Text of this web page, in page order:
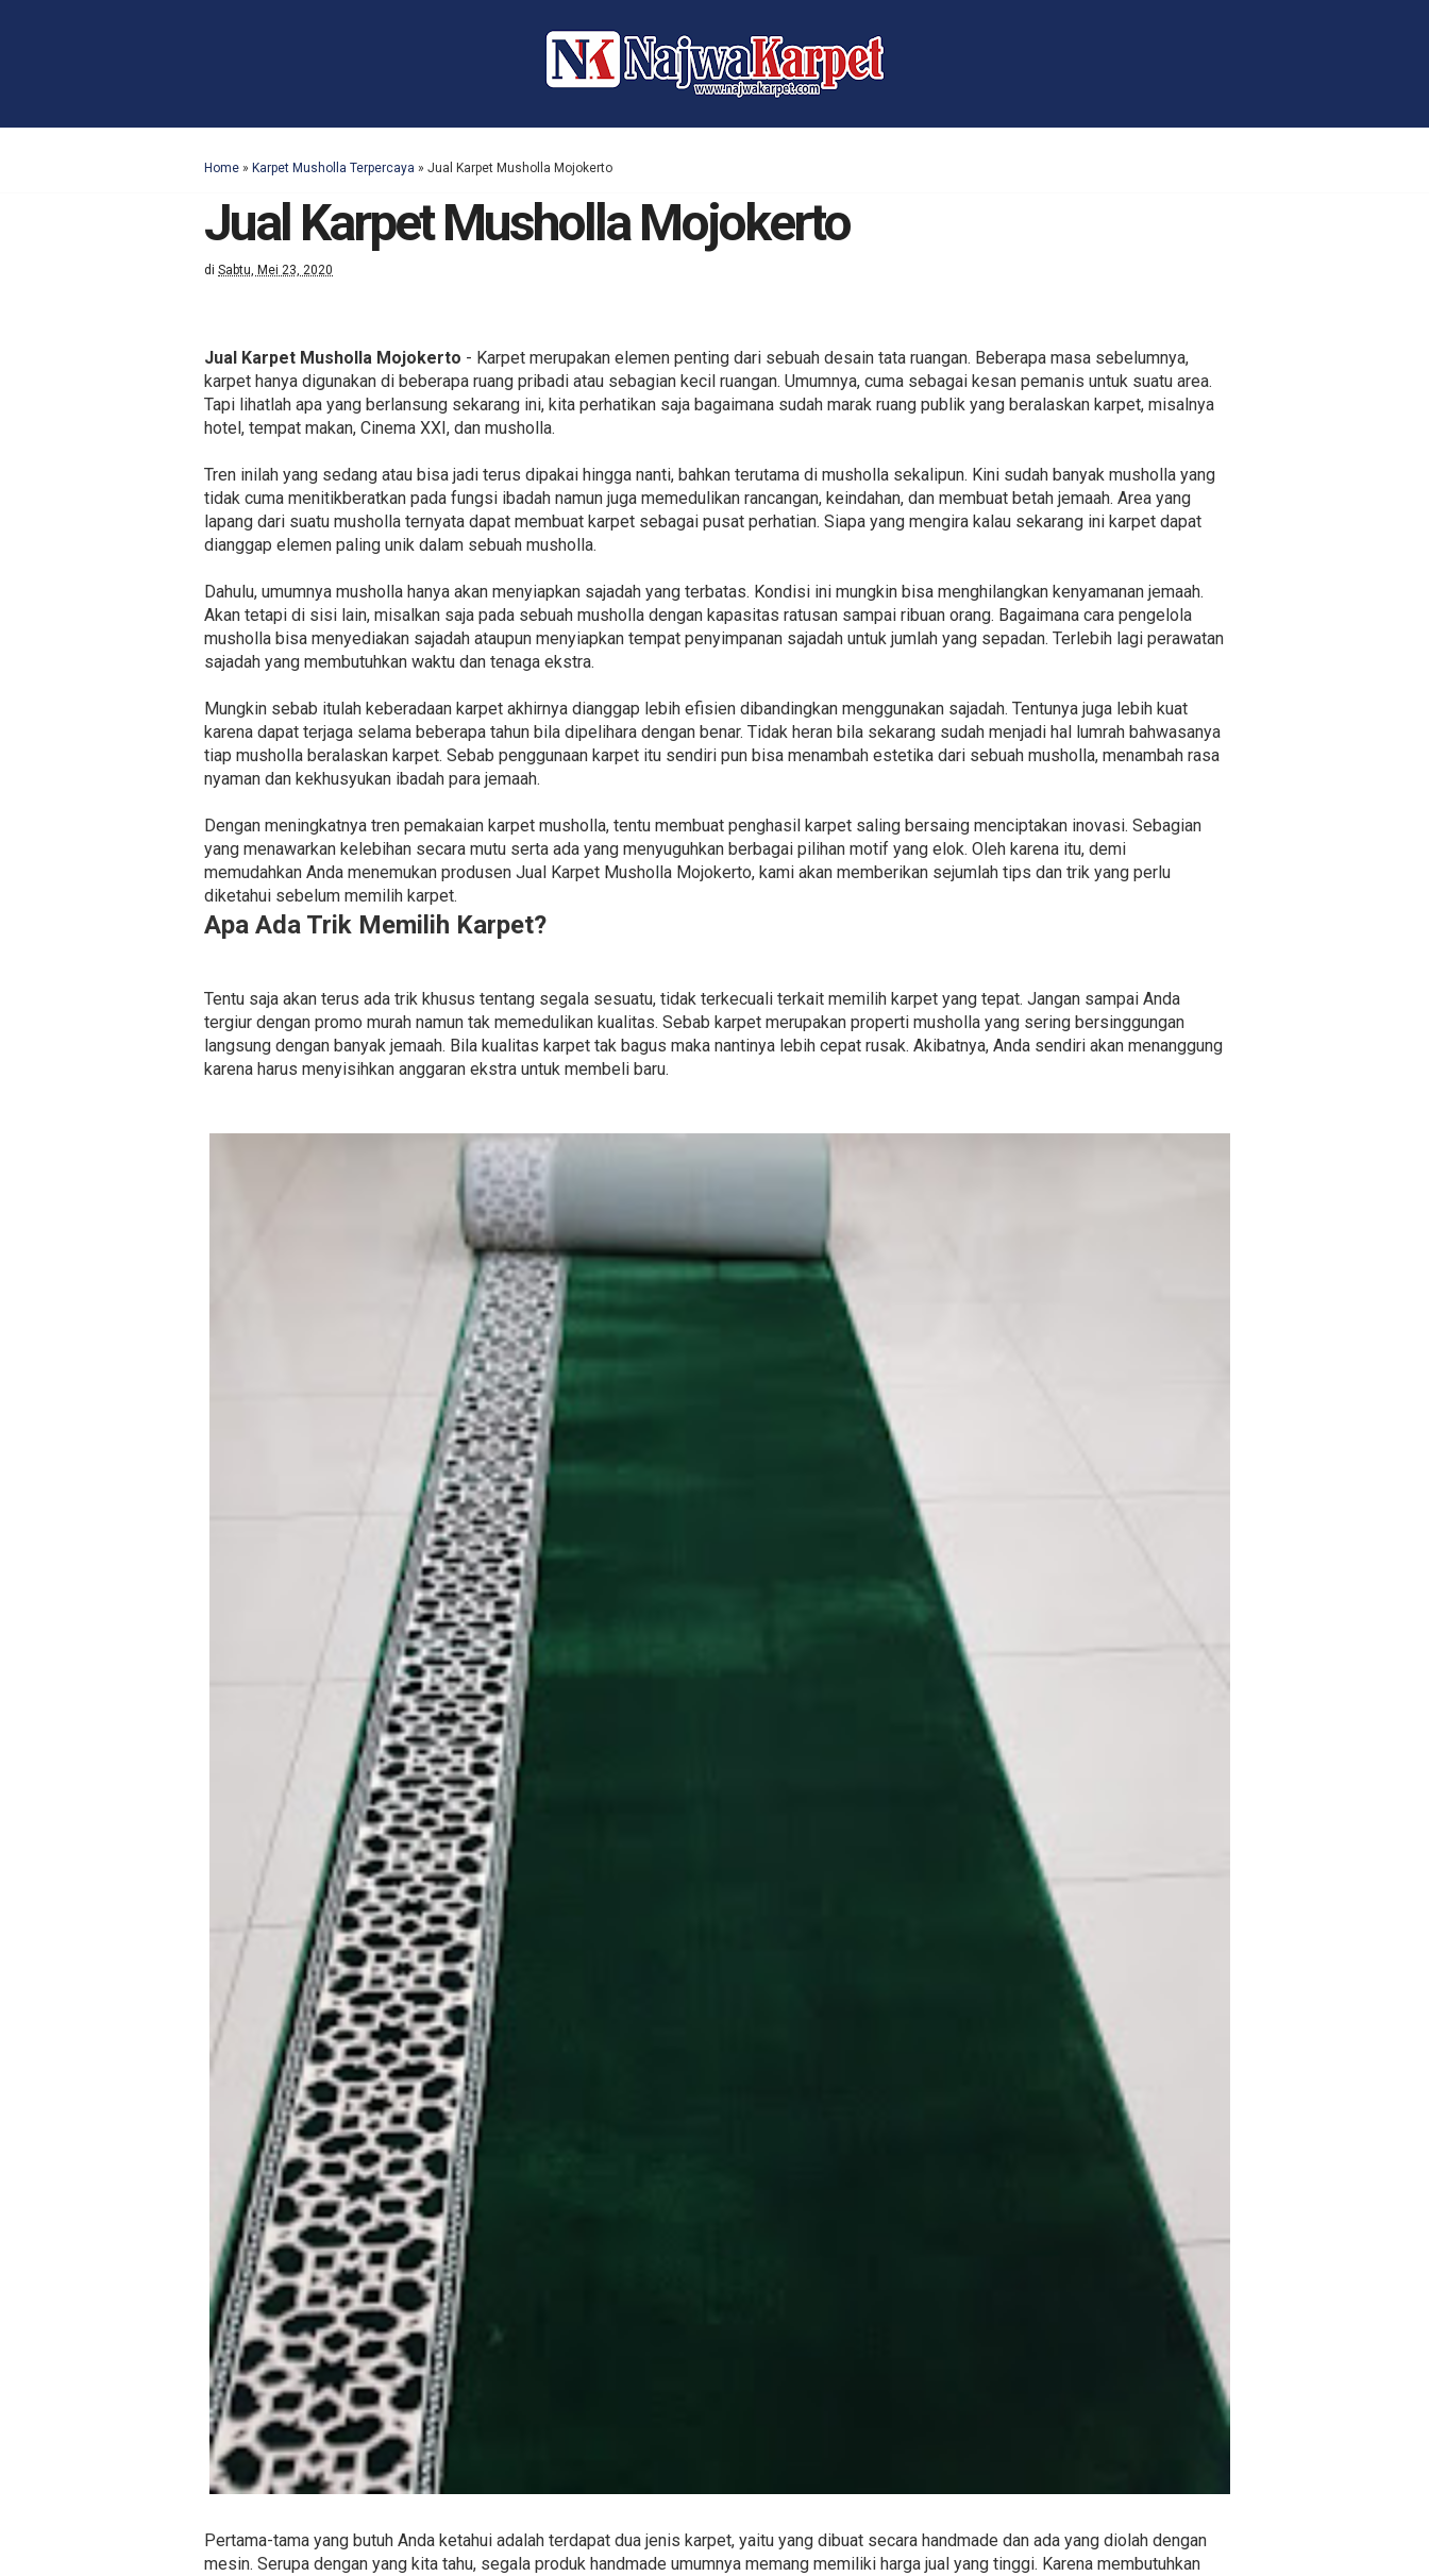
Home » Karpet Musholla Terpercaya » Jual Karpet Musholla Mojokerto
Jual Karpet Musholla Mojokerto
di Sabtu, Mei 23, 2020
Jual Karpet Musholla Mojokerto - Karpet merupakan elemen penting dari sebuah desain tata ruangan. Beberapa masa sebelumnya,
karpet hanya digunakan di beberapa ruang pribadi atau sebagian kecil ruangan. Umumnya, cuma sebagai kesan pemanis untuk suatu area.
Tapi lihatlah apa yang berlansung sekarang ini, kita perhatikan saja bagaimana sudah marak ruang publik yang beralaskan karpet, misalnya
hotel, tempat makan, Cinema XXI, dan musholla.
Tren inilah yang sedang atau bisa jadi terus dipakai hingga nanti, bahkan terutama di musholla sekalipun. Kini sudah banyak musholla yang
tidak cuma menitikberatkan pada fungsi ibadah namun juga memedulikan rancangan, keindahan, dan membuat betah jemaah. Area yang
lapang dari suatu musholla ternyata dapat membuat karpet sebagai pusat perhatian. Siapa yang mengira kalau sekarang ini karpet dapat
dianggap elemen paling unik dalam sebuah musholla.
Dahulu, umumnya musholla hanya akan menyiapkan sajadah yang terbatas. Kondisi ini mungkin bisa menghilangkan kenyamanan jemaah.
Akan tetapi di sisi lain, misalkan saja pada sebuah musholla dengan kapasitas ratusan sampai ribuan orang. Bagaimana cara pengelola
musholla bisa menyediakan sajadah ataupun menyiapkan tempat penyimpanan sajadah untuk jumlah yang sepadan. Terlebih lagi perawatan
sajadah yang membutuhkan waktu dan tenaga ekstra.
Mungkin sebab itulah keberadaan karpet akhirnya dianggap lebih efisien dibandingkan menggunakan sajadah. Tentunya juga lebih kuat
karena dapat terjaga selama beberapa tahun bila dipelihara dengan benar. Tidak heran bila sekarang sudah menjadi hal lumrah bahwasanya
tiap musholla beralaskan karpet. Sebab penggunaan karpet itu sendiri pun bisa menambah estetika dari sebuah musholla, menambah rasa
nyaman dan kekhusyukan ibadah para jemaah.
Dengan meningkatnya tren pemakaian karpet musholla, tentu membuat penghasil karpet saling bersaing menciptakan inovasi. Sebagian
yang menawarkan kelebihan secara mutu serta ada yang menyuguhkan berbagai pilihan motif yang elok. Oleh karena itu, demi
memudahkan Anda menemukan produsen Jual Karpet Musholla Mojokerto, kami akan memberikan sejumlah tips dan trik yang perlu
diketahui sebelum memilih karpet.
Apa Ada Trik Memilih Karpet?
Tentu saja akan terus ada trik khusus tentang segala sesuatu, tidak terkecuali terkait memilih karpet yang tepat. Jangan sampai Anda
tergiur dengan promo murah namun tak memedulikan kualitas. Sebab karpet merupakan properti musholla yang sering bersinggungan
langsung dengan banyak jemaah. Bila kualitas karpet tak bagus maka nantinya lebih cepat rusak. Akibatnya, Anda sendiri akan menanggung
karena harus menyisihkan anggaran ekstra untuk membeli baru.
Pertama-tama yang butuh Anda ketahui adalah terdapat dua jenis karpet, yaitu yang dibuat secara handmade dan ada yang diolah dengan
mesin. Serupa dengan yang kita tahu, segala produk handmade umumnya memang memiliki harga jual yang tinggi. Karena membutuhkan